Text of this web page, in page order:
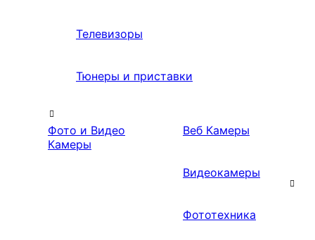
Телевизоры
Тюнеры и приставки
Фото и Видео
Камеры
Веб Камеры
Видеокамеры
Фототехника